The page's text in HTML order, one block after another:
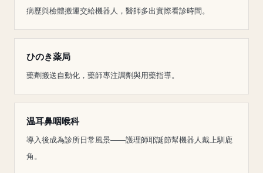
病歷與檢體搬運交給機器人，醫師多出實際看診時間。
ひのき薬局
藥劑搬送自動化，藥師專注調劑與用藥指導。
温耳鼻咽喉科
導入後成為診所日常風景——護理師耶誕節幫機器人戴上馴鹿
角。